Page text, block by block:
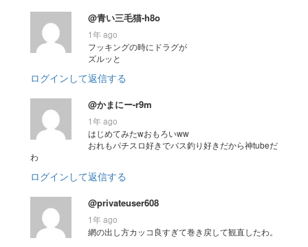
@青い三毛猫-h8o
1年 ago
フッキングの時にドラグが
ズルッと
ログインして返信する
@かまにー-r9m
1年 ago
はじめてみたwおもろいww
おれもパチスロ好きでバス釣り好きだから神tubeだ
わ
ログインして返信する
@privateuser608
1年 ago
網の出し方カッコ良すぎて巻き戻して観直したわ。